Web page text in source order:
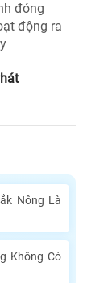
đóng
động ra
Nông Là
Không Có